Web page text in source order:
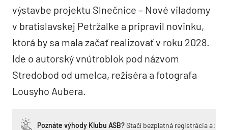
výstavbe projektu Slnečnice – Nové viladomy
v bratislavskej Petržalke a pripravil novinku,
ktorá by sa mala začať realizovať v roku 2028.
Ide o autorský vnútroblok pod názvom
Stredobod od umelca, režiséra a fotografa
Lousyho Aubera.
Poznáte výhody Klubu ASB?Stačí bezplatná registrácia a